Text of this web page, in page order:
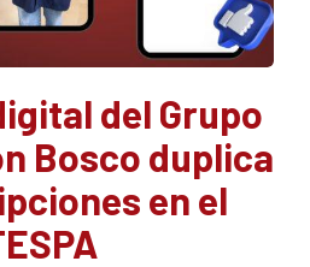
del Grupo
Bosco duplica
en el